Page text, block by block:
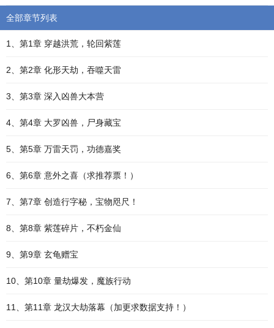
全部章节列表
1、第1章 穿越洪荒，轮回紫莲
2、第2章 化形天劫，吞噬天雷
3、第3章 深入凶兽大本营
4、第4章 大罗凶兽，尸身藏宝
5、第5章 万雷天罚，功德嘉奖
6、第6章 意外之喜（求推荐票！）
7、第7章 创造行字秘，宝物咫尺！
8、第8章 紫莲碎片，不朽金仙
9、第9章 玄龟赠宝
10、第10章 量劫爆发，魔族行动
11、第11章 龙汉大劫落幕（加更求数据支持！）